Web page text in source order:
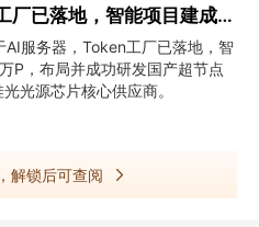
已落地，智能项目建成后
公司布局并成功研发国产
服务器，Token工厂已落地，智
P，布局并成功研发国产超节点
光源芯片核心供应商。
解锁后可查阅